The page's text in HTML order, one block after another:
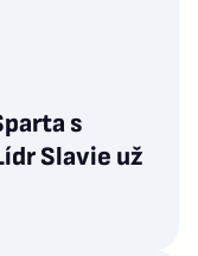
s
Slavie už